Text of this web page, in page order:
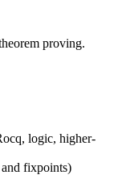
proving.
logic, higher-
fixpoints)